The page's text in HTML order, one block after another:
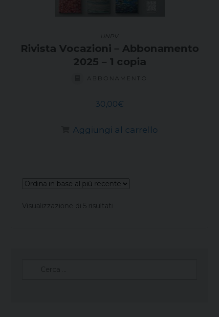
UNPV
Rivista Vocazioni – Abbonamento
2025 – 1 copia
ABBONAMENTO
30,00€
Aggiungi al carrello
Visualizzazione di 5 risultati